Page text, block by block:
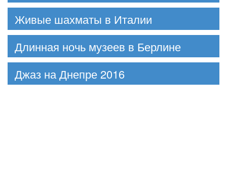
Живые шахматы в Италии
Длинная ночь музеев в Берлине
Джаз на Днепре 2016